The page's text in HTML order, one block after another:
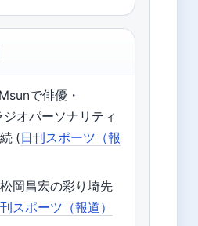
で俳優・
オパーソナリティ
(日刊スポーツ（報
岡昌宏の彩り埼先
スポーツ（報道）